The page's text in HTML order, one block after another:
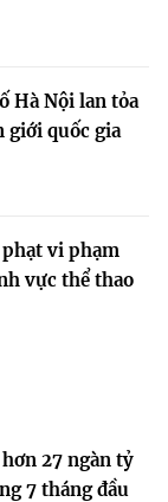
Hà Nội lan tỏa
giới quốc gia
vi phạm
vực thể thao
27 ngàn tỷ
7 tháng đầu